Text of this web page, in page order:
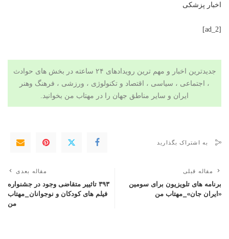
اخبار پزشکی
[ad_2]
جدیدترین اخبار و مهم ترین رویدادهای ۲۴ ساعته در بخش های حوادث
، اجتماعی ، سیاسی ، اقتصاد و تکنولوژی ، ورزشی ، فرهنگ وهنر
ایران و سایر مناطق جهان را در مهتاب من بخوانید.
به اشتراک بگذارید
مقاله قبلی
برنامه های تلویزیون برای سومین
«ایران جان»_مهتاب من
مقاله بعدی
۳۹۳ تاثییر متقاضی وجود در جشنواره
فیلم های کودکان و نوجوانان_مهتاب
من